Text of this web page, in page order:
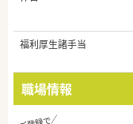
福利厚生諸手当
職場情報